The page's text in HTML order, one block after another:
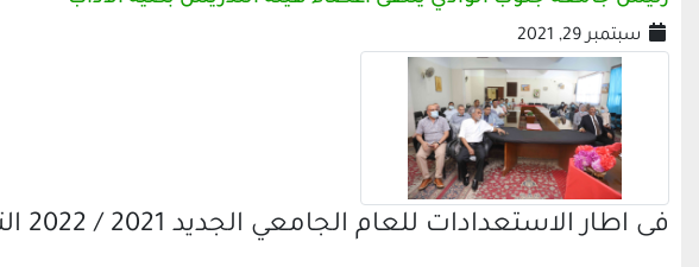
سبتمبر 29, 2021
فى اطار الاستعدادات للعام الجامعي الجديد 2021 / 2022 التقى الدكتور يوسف غرباوي رئيس…